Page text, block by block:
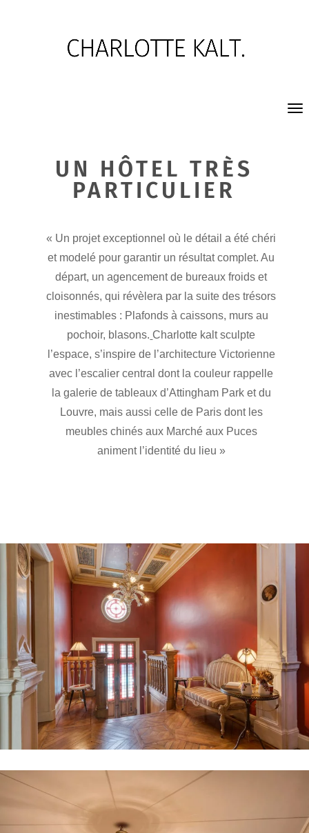
UN HÔTEL TRÈS
PARTICULIER
« Un projet exceptionnel où le détail a été chéri
et modelé pour garantir un résultat complet. Au
départ, un agencement de bureaux froids et
cloisonnés, qui révèlera par la suite des trésors
inestimables : Plafonds à caissons, murs au
pochoir, blasons. Charlotte kalt sculpte
l’espace, s’inspire de l’architecture Victorienne
avec l’escalier central dont la couleur rappelle
la galerie de tableaux d’Attingham Park et du
Louvre, mais aussi celle de Paris dont les
meubles chinés aux Marché aux Puces
animent l’identité du lieu »